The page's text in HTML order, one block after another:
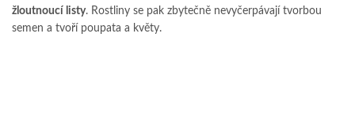
žloutnoucí listy. Rostliny se pak zbytečně nevyčerpávají tvorbou
semen a tvoří poupata a květy.